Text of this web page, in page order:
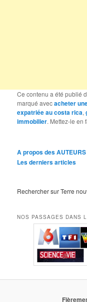
Ce contenu a été publié
marqué avecacheter
expatriée au costa rica,
immobilier. Mettez-le en
A propos des AUTEURS
Les derniers articles
Rechercher sur Terre
NOS PASSAGES DANS